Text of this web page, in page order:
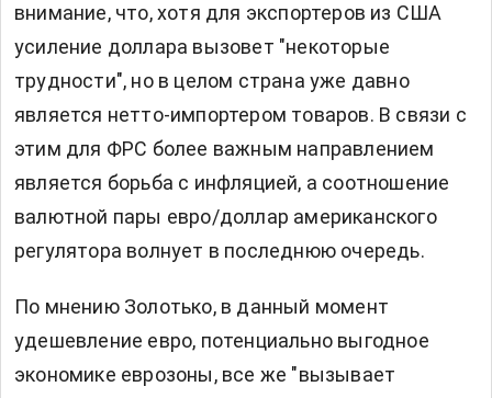
внимание, что, хотя для экспортеров из США
усиление доллара вызовет "некоторые
трудности", но в целом страна уже давно
является нетто-импортером товаров. В связи с
этим для ФРС более важным направлением
является борьба с инфляцией, а соотношение
валютной пары евро/доллар американского
регулятора волнует в последнюю очередь.
По мнению Золотько, в данный момент
удешевление евро, потенциально выгодное
экономике еврозоны, все же "вызывает